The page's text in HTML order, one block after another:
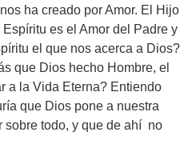
ha creado por Amor. El Hijo
es el Amor del Padre y
el que nos acerca a Dios?
que Dios hecho Hombre, el
a la Vida Eterna? Entiendo
que Dios pone a nuestra
sobre todo, y que de ahí no